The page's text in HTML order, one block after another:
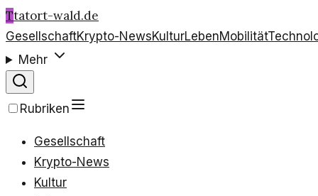
Ttatort-wald.de
GesellschaftKrypto-NewsKulturLebenMobilität
Mehr
Rubriken
Gesellschaft
Krypto-News
Kultur